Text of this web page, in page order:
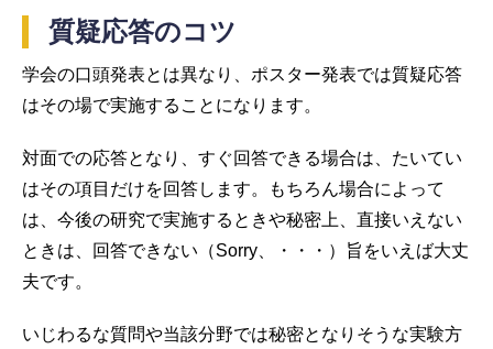
質疑応答のコツ
学会の口頭発表とは異なり、ポスター発表では質疑応答
はその場で実施することになります。
対面での応答となり、すぐ回答できる場合は、たいてい
はその項目だけを回答します。もちろん場合によって
は、今後の研究で実施するときや秘密上、直接いえない
ときは、回答できない（Sorry、・・・）旨をいえば大丈
夫です。
いじわるな質問や当該分野では秘密となりそうな実験方